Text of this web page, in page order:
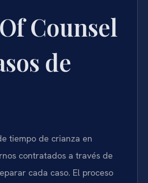
Counsel
de
tiempo de crianza en
contratados a través de
cada caso. El proceso